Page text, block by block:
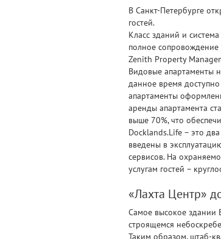
В Санкт-Петербурге
гостей.
Класс зданий и
полное
Zenith Property
Видовые апартаменты
данное время
апартаменты
аренды апартамента
выше 70%, что
Docklands.Life – это
введены в
сервисов. На
услугам гостей –
«Лахта Центр»
Самое высокое здании
строящемся
Таким образом, штаб-